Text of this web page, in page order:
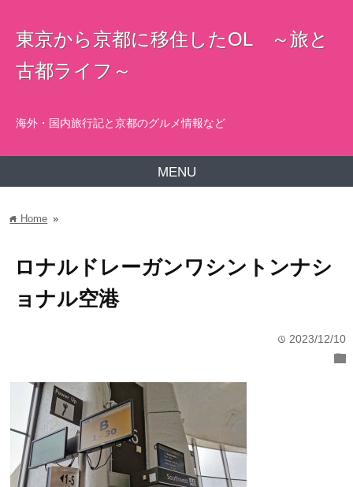
東京から京都に移住したOL ～旅と
古都ライフ～
海外・国内旅行記と京都のグルメ情報など
MENU
home Home »
ロナルドレーガンワシントンナシ
ョナル空港
time 2023/12/10
folder